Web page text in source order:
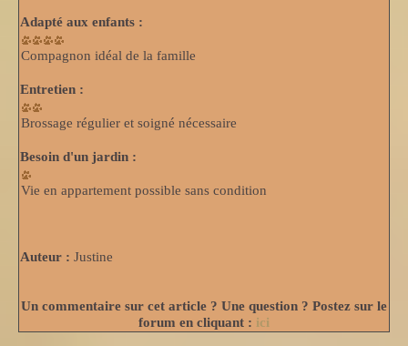
Adapté aux enfants :
Compagnon idéal de la famille
Entretien :
Brossage régulier et soigné nécessaire
Besoin d'un jardin :
Vie en appartement possible sans condition
Auteur : Justine
Un commentaire sur cet article ? Une question ? Postez sur le
forum en cliquant : ici